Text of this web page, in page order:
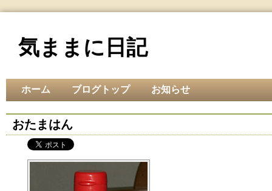
気ままに日記
ホーム ブログトップ お知らせ
おたまはん